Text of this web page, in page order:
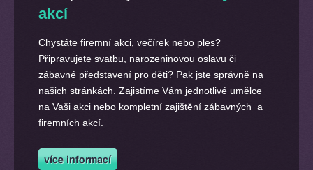
akcí
Chystáte firemní akci, večírek nebo ples?
Připravujete svatbu, narozeninovou oslavu či
zábavné představení pro děti? Pak jste správně na
našich stránkách. Zajistíme Vám jednotlivé umělce
na Vaši akci nebo kompletní zajištění zábavných a
firemních akcí.